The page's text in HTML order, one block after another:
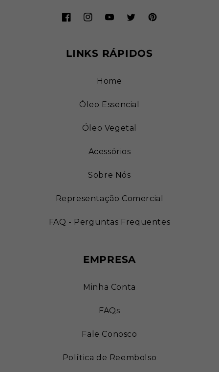
FacebookInstagramYouTubeTwitterPinterest
LINKS RÁPIDOS
Home
Óleo Essencial
Óleo Vegetal
Acessórios
Sobre Nós
Representação Comercial
FAQ - Perguntas Frequentes
EMPRESA
Minha Conta
FAQs
Fale Conosco
Política de Reembolso